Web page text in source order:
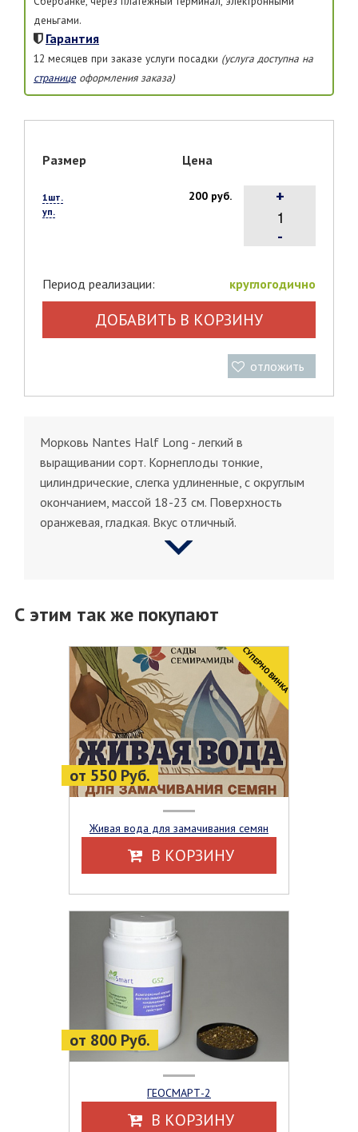
деньгами.
Гарантия
12 месяцев при заказе услуги посадки (услуга доступна на
страницеоформления заказа)
Размер Цена
1шт.
уп.
200 руб.
-
+
Период реализации: круглогодично
ДОБАВИТЬ В КОРЗИНУ
отложить
Морковь Nantes Half Long - легкий в
выращивании сорт. Корнеплоды тонкие,
цилиндрические, слегка удлиненные, с округлым
окончанием, массой 18-23 см. Поверхность
оранжевая, гладкая. Вкус отличный.
С этим так же покупают
от 550 Руб.
CУПЕРНОВИНКА
Живая вода для замачивания семян
В КОРЗИНУ
от 800 Руб.
ГЕОСМАРТ-2
В КОРЗИНУ